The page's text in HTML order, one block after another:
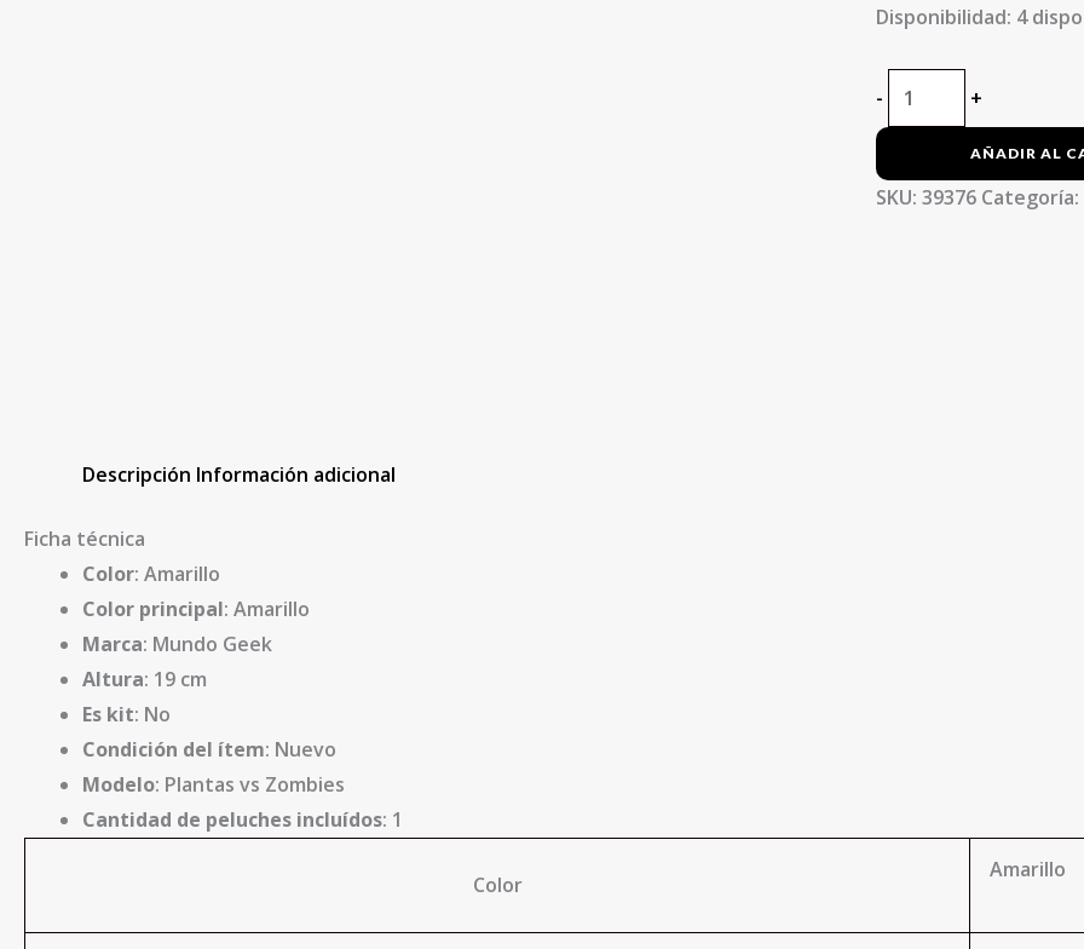
Disponibilidad: 4
- +
AÑADIR AL
SKU:39376 Categoría:
Descripción Información adicional
Ficha técnica
Color: Amarillo
Color principal: Amarillo
Marca: Mundo Geek
Altura: 19 cm
Es kit: No
Condición del ítem: Nuevo
Modelo: Plantas vs Zombies
Cantidad de peluches incluídos: 1
Color
Amarillo